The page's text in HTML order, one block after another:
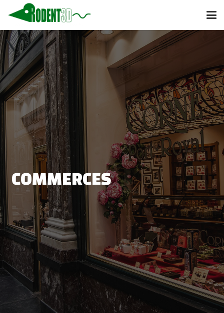
COMMERCES